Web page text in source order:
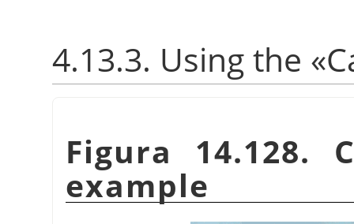
4.13.3. Using the «
Figura 14.128.
example